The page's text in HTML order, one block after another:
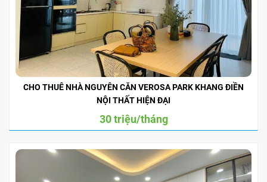
CHO THUÊ NHÀ NGUYÊN CĂN VEROSA PARK KHANG ĐIỀN
NỘI THẤT HIỆN ĐẠI
30 triệu/tháng